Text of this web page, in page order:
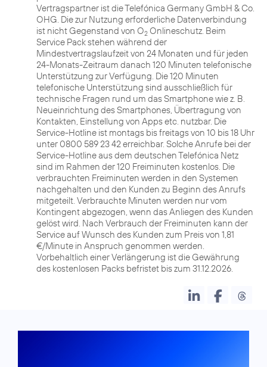
Vertragspartner ist die Telefónica Germany GmbH & Co.
OHG. Die zur Nutzung erforderliche Datenverbindung
ist nicht Gegenstand von O2 Onlineschutz. Beim
Service Pack stehen während der
Mindestvertragslaufzeit von 24 Monaten und für jeden
24-Monats-Zeitraum danach 120 Minuten telefonische
Unterstützung zur Verfügung. Die 120 Minuten
telefonische Unterstützung sind ausschließlich für
technische Fragen rund um das Smartphone wie z. B.
Neueinrichtung des Smartphones, Übertragung von
Kontakten, Einstellung von Apps etc. nutzbar. Die
Service-Hotline ist montags bis freitags von 10 bis 18 Uhr
unter 0800 589 23 42 erreichbar. Solche Anrufe bei der
Service-Hotline aus dem deutschen Telefónica Netz
sind im Rahmen der 120 Freiminuten kostenlos. Die
verbrauchten Freiminuten werden in den Systemen
nachgehalten und den Kunden zu Beginn des Anrufs
mitgeteilt. Verbrauchte Minuten werden nur vom
Kontingent abgezogen, wenn das Anliegen des Kunden
gelöst wird. Nach Verbrauch der Freiminuten kann der
Service auf Wunsch des Kunden zum Preis von 1,81
€/Minute in Anspruch genommen werden.
Vorbehaltlich einer Verlängerung ist die Gewährung
des kostenlosen Packs befristet bis zum 31.12.2026.